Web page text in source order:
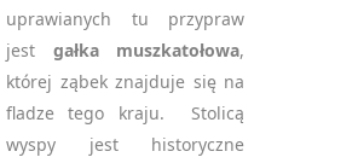
uprawianych tu przypraw
jest gałka muszkatołowa,
której ząbek znajduje się na
fladze tego kraju. Stolicą
wyspy jest historyczne